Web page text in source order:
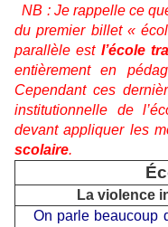
NB : Je rappelle ce
du premier billet «
parallèle est l’école
entièrement en
Cependant ces
institutionnelle de
devant appliquer les
scolaire.
É
La violence
On parle beaucoup